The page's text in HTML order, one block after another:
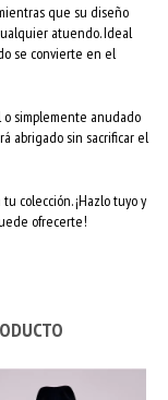
que su diseño
atuendo. Ideal
se convierte en el
simplemente anudado
abrigado sin sacrificar el
colección. ¡Hazlo tuyo y
ofrecerte!